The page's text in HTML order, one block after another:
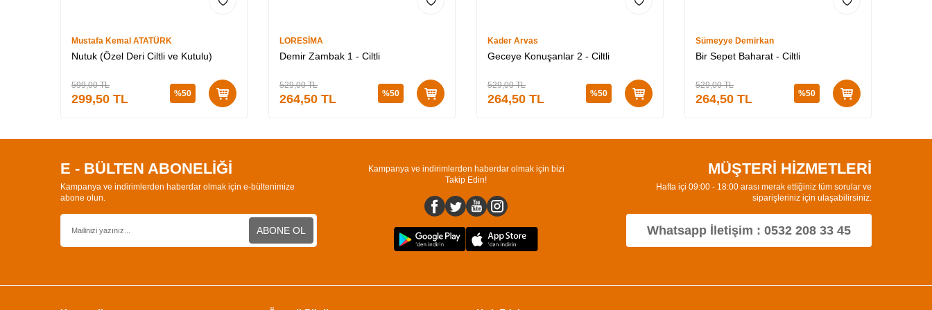
Mustafa Kemal ATATÜRK
Nutuk (Özel Deri Ciltli ve Kutulu)
599,00TL
299,50 TL %50
LORESİMA
Demir Zambak 1 - Ciltli
529,00TL
264,50 TL %50
Kader Arvas
Geceye Konuşanlar 2 - Ciltli
529,00TL
264,50 TL %50
Sümeyye Demirkan
Bir Sepet Baharat - Ciltli
529,00TL
264,50 TL %50
E - BÜLTEN ABONELİĞİ
Kampanya ve indirimlerden haberdar olmak için e-bültenimize
abone olun.
ABONE OL
Kampanya ve indirimlerden haberdar olmak için bizi
Takip Edin!
MÜŞTERİ HİZMETLERİ
Hafta içi 09:00 - 18:00 arası merak ettiğiniz tüm sorular ve
siparişleriniz için ulaşabilirsiniz.
Whatsapp İletişim : 0532 208 33 45